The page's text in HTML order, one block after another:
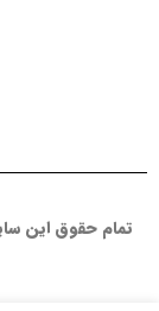
تمام حقوق این